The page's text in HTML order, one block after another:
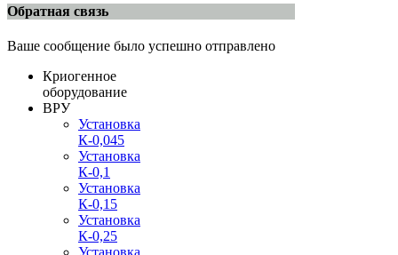
Обратная связь
Ваше сообщение было успешно отправлено
Криогенное
оборудование
ВРУ
Установка
К-0,045
Установка
К-0,1
Установка
К-0,15
Установка
К-0,25
Установка